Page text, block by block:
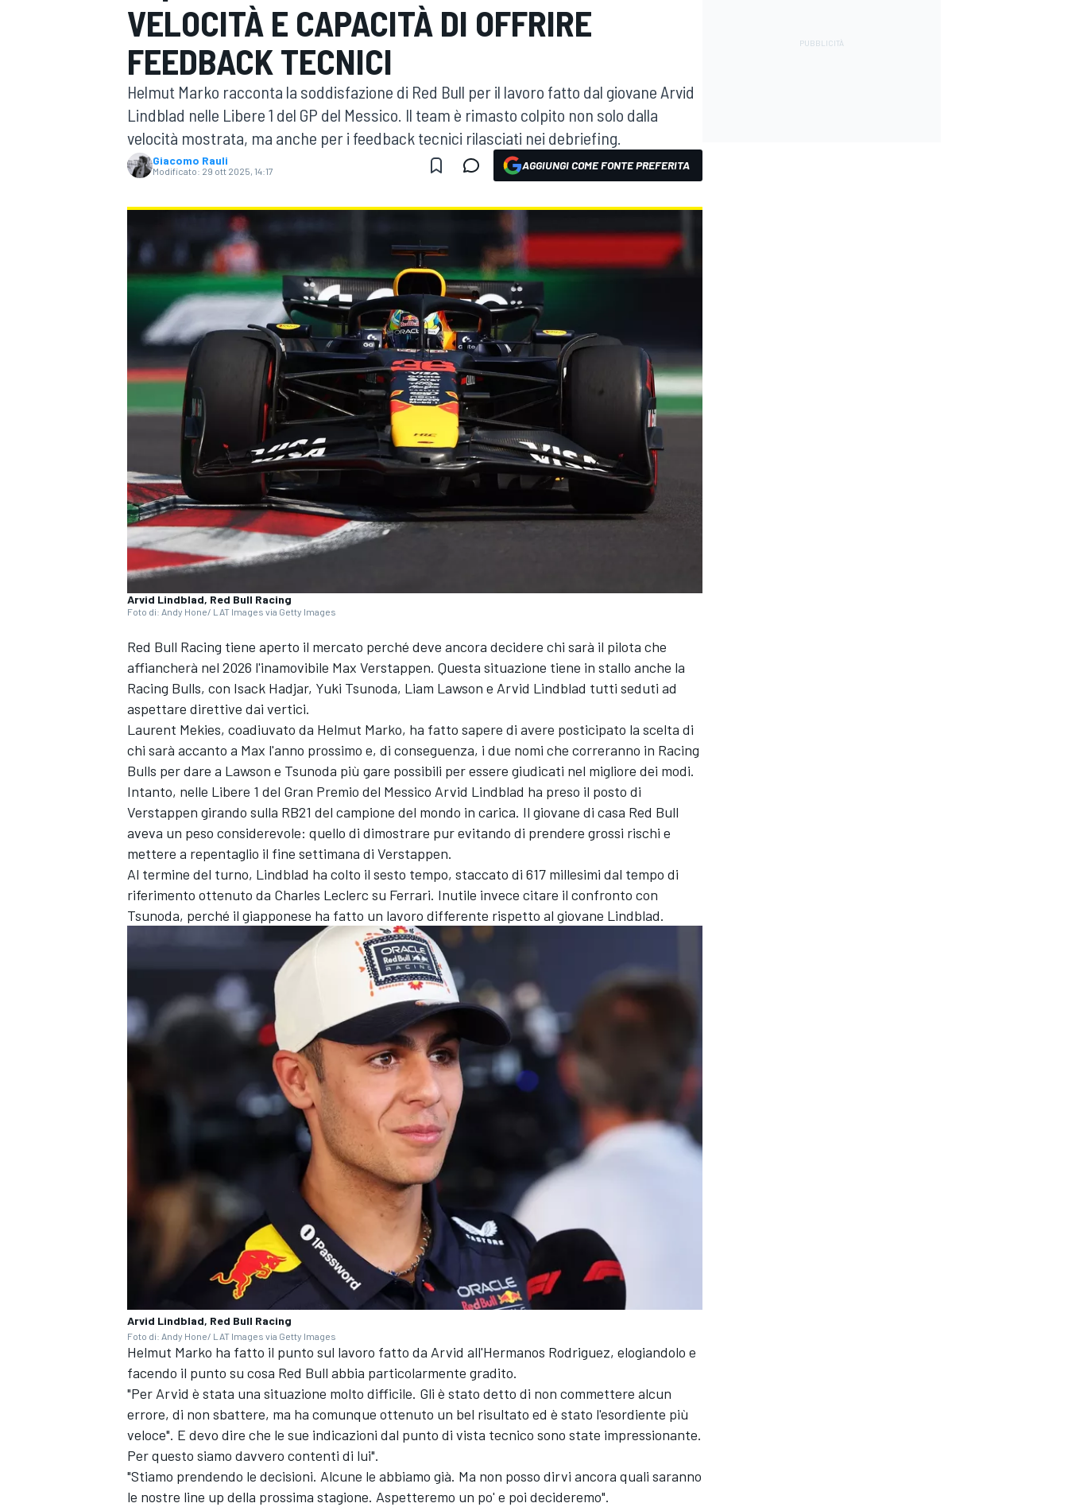
MOTOGP WEC
MONOPOSTO
ENDURANCE/GT
VELOCITÀ E CAPACITÀ DI OFFRIRE
FEEDBACK TECNICI
Helmut Marko racconta la soddisfazione di Red Bull per il lavoro fatto dal giovane Arvid
Lindblad nelle Libere 1 del GP del Messico. Il team è rimasto colpito non solo dalla
velocità mostrata, ma anche per i feedback tecnici rilasciati nei debriefing.
Giacomo Rauli
Modificato: 29 ott 2025, 14:17 AGGIUNGI COME FONTE PREFERITA
Arvid Lindblad, Red Bull Racing
Foto di: Andy Hone/ LAT Images via Getty Images
Red Bull Racing tiene aperto il mercato perché deve ancora decidere chi sarà il pilota che
affiancherà nel 2026 l'inamovibile Max Verstappen. Questa situazione tiene in stallo anche la
Racing Bulls, con Isack Hadjar, Yuki Tsunoda, Liam Lawson e Arvid Lindblad tutti seduti ad
aspettare direttive dai vertici.
Laurent Mekies, coadiuvato da Helmut Marko, ha fatto sapere di avere posticipato la scelta di
chi sarà accanto a Max l'anno prossimo e, di conseguenza, i due nomi che correranno in Racing
Bulls per dare a Lawson e Tsunoda più gare possibili per essere giudicati nel migliore dei modi.
Intanto, nelle Libere 1 del Gran Premio del Messico Arvid Lindblad ha preso il posto di
Verstappen girando sulla RB21 del campione del mondo in carica. Il giovane di casa Red Bull
aveva un peso considerevole: quello di dimostrare pur evitando di prendere grossi rischi e
mettere a repentaglio il fine settimana di Verstappen.
Al termine del turno, Lindblad ha colto il sesto tempo, staccato di 617 millesimi dal tempo di
riferimento ottenuto da Charles Leclerc su Ferrari. Inutile invece citare il confronto con
Tsunoda, perché il giapponese ha fatto un lavoro differente rispetto al giovane Lindblad.
Arvid Lindblad, Red Bull Racing
Foto di: Andy Hone/ LAT Images via Getty Images
Helmut Marko ha fatto il punto sul lavoro fatto da Arvid all'Hermanos Rodriguez, elogiandolo e
facendo il punto su cosa Red Bull abbia particolarmente gradito.
"Per Arvid è stata una situazione molto difficile. Gli è stato detto di non commettere alcun
errore, di non sbattere, ma ha comunque ottenuto un bel risultato ed è stato l'esordiente più
veloce". E devo dire che le sue indicazioni dal punto di vista tecnico sono state impressionante.
Per questo siamo davvero contenti di lui".
"Stiamo prendendo le decisioni. Alcune le abbiamo già. Ma non posso dirvi ancora quali saranno
le nostre line up della prossima stagione. Aspetteremo un po' e poi decideremo".